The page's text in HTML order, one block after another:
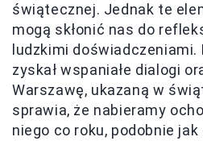
świątecznej. Jednak te
mogą skłonić nas do
ludzkimi
zyskał wspaniałe dialogi
Warszawę, ukazaną w
sprawia, że nabieramy
niego co roku, podobnie